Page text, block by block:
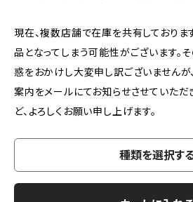
現在、複数店舗で在庫を共有しておりま
品となってしまう可能性がございます。
惑をおかけし大変申し訳ございませんが
案内をメールにてお知らせさせていただ
ど、よろしくお願い申し上げます。
種類を選択す